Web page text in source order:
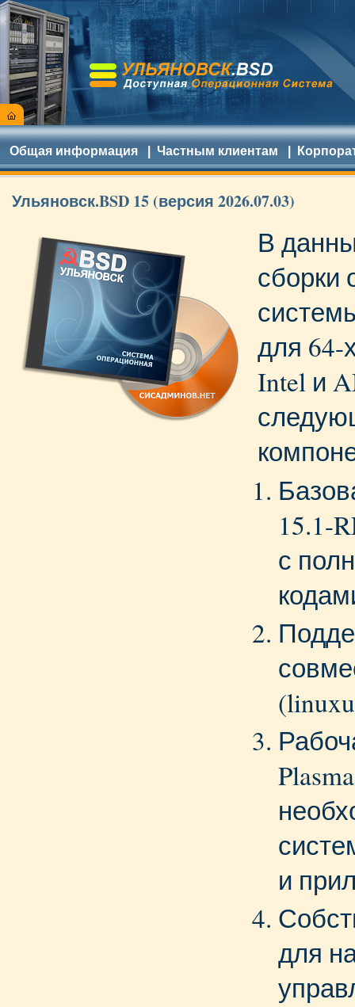
Общая информация Частным клиентам
Ульяновск.BSD 15 (версия 2026.07.03)
В
сборки
для
Intel и
15.1-
с
и
для